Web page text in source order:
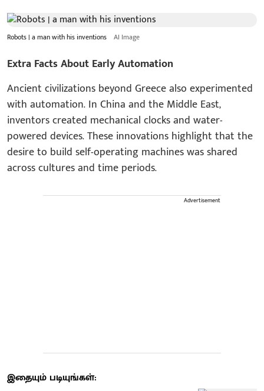
Robots | a man with his inventions AI Image
Extra Facts About Early Automation
Ancient civilizations beyond Greece also experimented
with automation. In China and the Middle East,
inventors created mechanical clocks and water-
powered devices. These innovations highlight that the
desire to build self-operating machines was shared
across cultures and time periods.
Advertisement
இதையும் படியுங்கள்: